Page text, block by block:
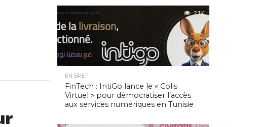
2.1K
EN BREF
FinTech : IntiGo lance le « Colis
Virtuel » pour démocratiser l’accès
aux services numériques en Tunisie